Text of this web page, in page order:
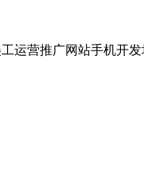
运营推广网站手机开